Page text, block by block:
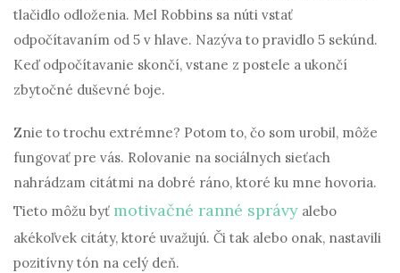
tlačidlo odloženia. Mel Robbins sa núti vstať
odpočítavaním od 5 v hlave. Nazýva to pravidlo 5 sekúnd.
Keď odpočítavanie skončí, vstane z postele a ukončí
zbytočné duševné boje.
Znie to trochu extrémne? Potom to, čo som urobil, môže
fungovať pre vás. Rolovanie na sociálnych sieťach
nahrádzam citátmi na dobré ráno, ktoré ku mne hovoria.
Tieto môžu byť motivačné ranné správy alebo
akékoľvek citáty, ktoré uvažujú. Či tak alebo onak, nastavili
pozitívny tón na celý deň.